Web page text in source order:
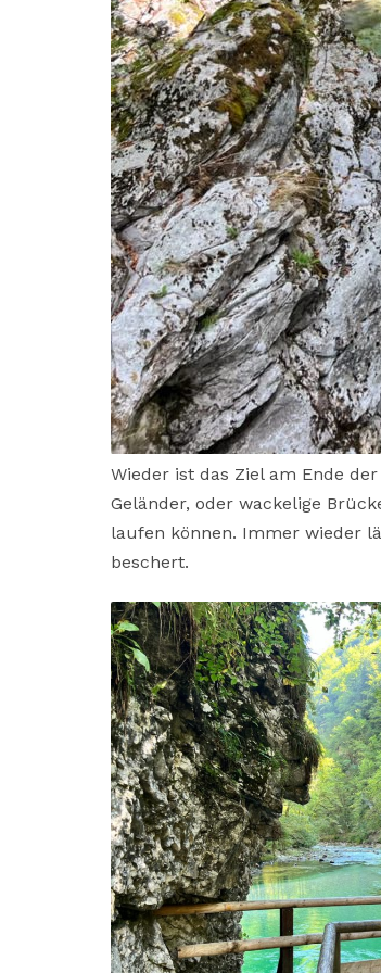
Wieder ist das Ziel am Ende
Geländer, oder wackelige
laufen können. Immer wieder
beschert.